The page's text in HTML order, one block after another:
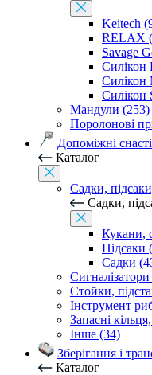
Keitech
RELAX
Savage
Силікон
Силікон
Силікон
Мандули (253)
Поролонові
Допоміжні
Каталог
Садки,
Садки,
Кукани,
Підсаки
Садки
Стойки,
Інструмент
Запасні
Інше (34)
Зберігання і
Каталог